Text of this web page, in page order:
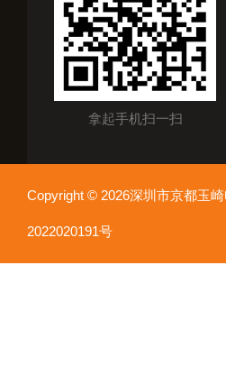
拿起手机扫一扫
Copyright © 2026深圳市京都玉
2022020191号